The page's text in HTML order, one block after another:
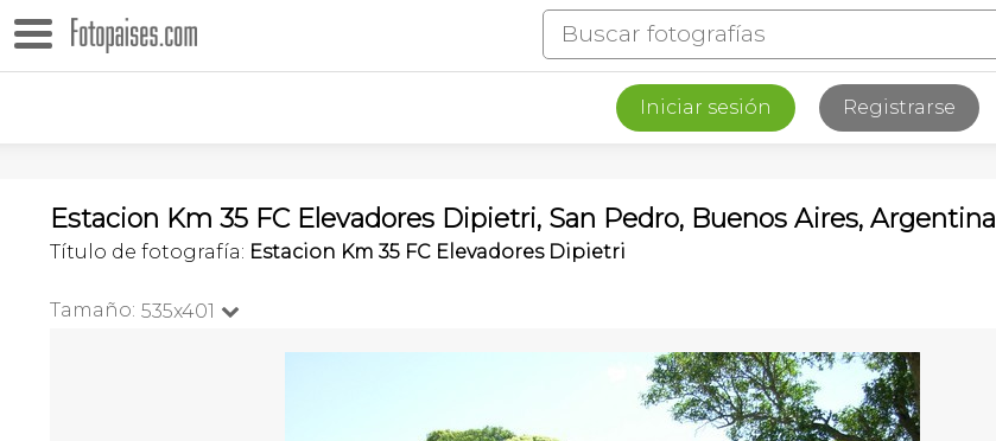
Iniciar sesión Registrarse
Estacion Km 35 FC Elevadores Dipietri, San Pedro, Buenos Aires, Argentina
Título de fotografía: Estacion Km 35 FC Elevadores Dipietri
Tamaño: 535x401 